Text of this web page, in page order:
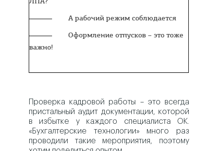
ЛПА?
А рабочий режим соблюдается
Оформление отпусков – это тоже
важно!
Проверка кадровой работы – это всегда
пристальный аудит документации, которой
в избытке у каждого специалиста ОК.
«Бухгалтерские технологии» много раз
проводили такие мероприятия, поэтому